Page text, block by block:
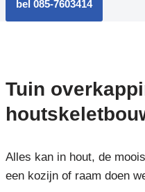
bel 085-7603414
Tuin
Alles kan in hout, de
een kozijn of raam doen